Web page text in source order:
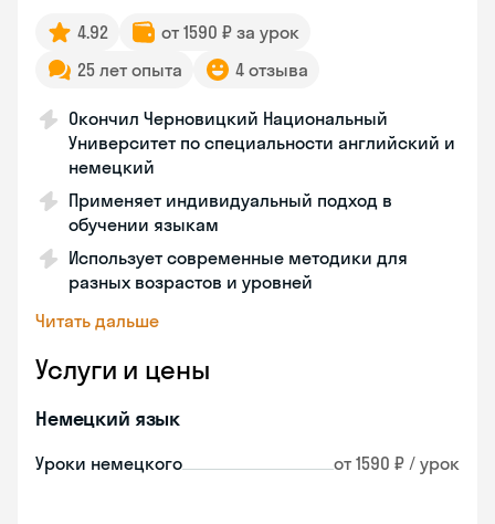
4.92
от 1590 ₽ за урок
25 лет опыта
4 отзыва
Окончил Черновицкий Национальный
Университет по специальности английский и
немецкий
Применяет индивидуальный подход в
обучении языкам
Использует современные методики для
разных возрастов и уровней
Читать дальше
Услуги и цены
Немецкий язык
Уроки немецкого от 1590 ₽ / урок